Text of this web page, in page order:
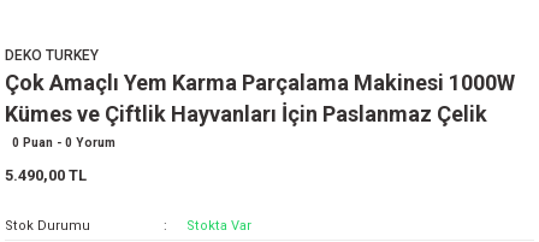
Mikser
DEKO TURKEY
Çok Amaçlı Yem Karma Parçalama Makinesi 1000W
Kümes ve Çiftlik Hayvanları İçin Paslanmaz Çelik
0 Puan - 0 Yorum
5.490,00 TL
Stok Durumu Stokta Var